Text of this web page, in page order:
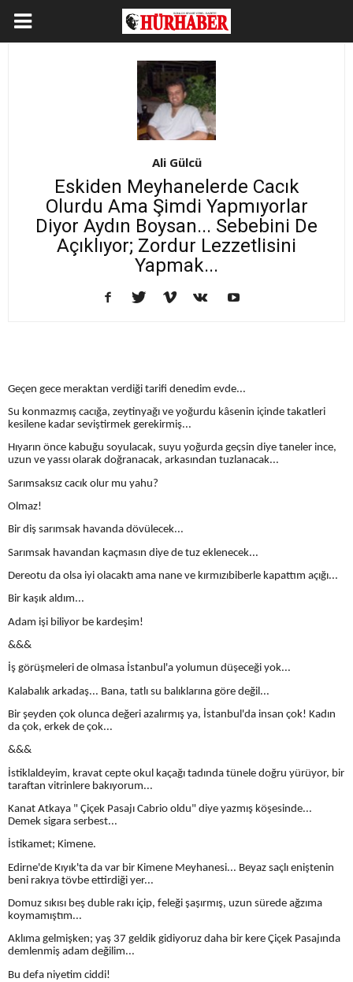
Ali Gülcü
Eskiden Meyhanelerde Cacık
Olurdu Ama Şimdi Yapmıyorlar
Diyor Aydın Boysan... Sebebini De
Açıklıyor; Zordur Lezzetlisini
Yapmak...
Geçen gece meraktan verdiği tarifi denedim evde...
Su konmazmış cacığa, zeytinyağı ve yoğurdu kâsenin içinde takatleri
kesilene kadar seviştirmek gerekirmiş...
Hıyarın önce kabuğu soyulacak, suyu yoğurda geçsin diye taneler ince,
uzun ve yassı olarak doğranacak, arkasından tuzlanacak...
Sarımsaksız cacık olur mu yahu?
Olmaz!
Bir diş sarımsak havanda dövülecek...
Sarımsak havandan kaçmasın diye de tuz eklenecek...
Dereotu da olsa iyi olacaktı ama nane ve kırmızıbiberle kapattım açığı...
Bir kaşık aldım...
Adam işi biliyor be kardeşim!
&&&
İş görüşmeleri de olmasa İstanbul'a yolumun düşeceği yok...
Kalabalık arkadaş... Bana, tatlı su balıklarına göre değil...
Bir şeyden çok olunca değeri azalırmış ya, İstanbul'da insan çok! Kadın
da çok, erkek de çok...
&&&
İstiklaldeyim, kravat cepte okul kaçağı tadında tünele doğru yürüyor, bir
taraftan vitrinlere bakıyorum...
Kanat Atkaya " Çiçek Pasajı Cabrio oldu" diye yazmış köşesinde...
Demek sigara serbest...
İstikamet; Kimene.
Edirne'de Kıyık'ta da var bir Kimene Meyhanesi... Beyaz saçlı eniştenin
beni rakıya tövbe ettirdiği yer...
Domuz sıkısı beş duble rakı içip, feleği şaşırmış, uzun sürede ağzıma
koymamıştım...
Aklıma gelmişken; yaş 37 geldik gidiyoruz daha bir kere Çiçek Pasajında
demlenmiş adam değilim...
Bu defa niyetim ciddi!